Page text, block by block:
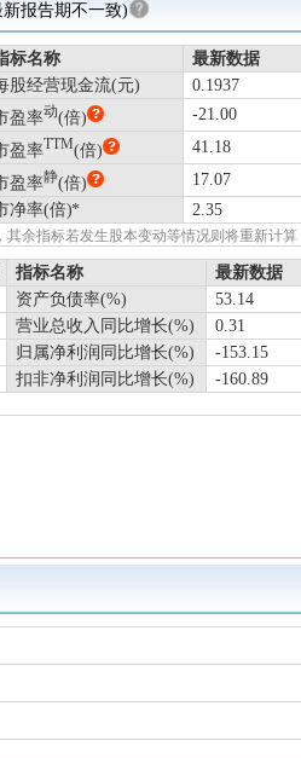
报告期不一致)
标名称
最新数据
股经营现金流(元)
0.1937
盈率动(倍)
-21.00
盈率TTM(倍)
41.18
盈率静(倍)
17.07
净率(倍) 2.35
余指标若发生股本变动等情况则将重新计算
指标名称 最新数据
资产负债率(%) 53.14
营业总收入同比增长(%) 0.31
归属净利润同比增长(%) -153.15
扣非净利润同比增长(%) -160.89